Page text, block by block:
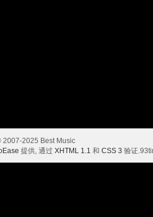
2007-2025 Best Music
提供, 通过 XHTML 1.1 和 CSS 3 验证.